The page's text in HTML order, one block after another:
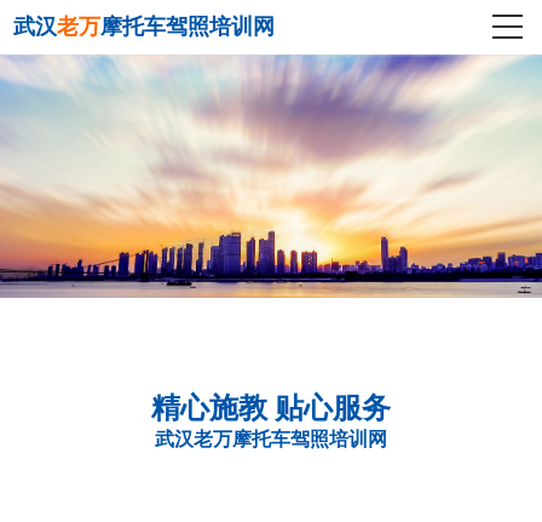
武汉老万摩托车驾照培训网
精心施教 贴心服务
武汉老万摩托车驾照培训网